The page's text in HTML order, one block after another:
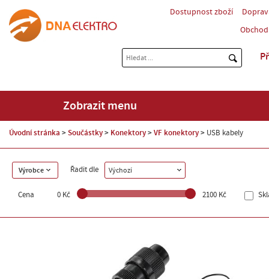
Dostupnost zboží
Zobrazit menu
Úvodní stránka Součástky Konektory VF konektory USB kabely
Výrobce Řadit dle Výchozí
Cena 0 Kč 2100 Kč